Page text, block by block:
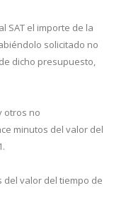
SAT el importe de la
solicitado no
dicho presupuesto,
otros no
minutos del valor del
del valor del tiempo de